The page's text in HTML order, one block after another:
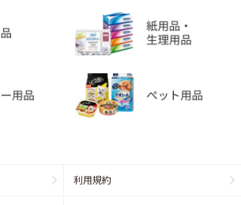
利用規約